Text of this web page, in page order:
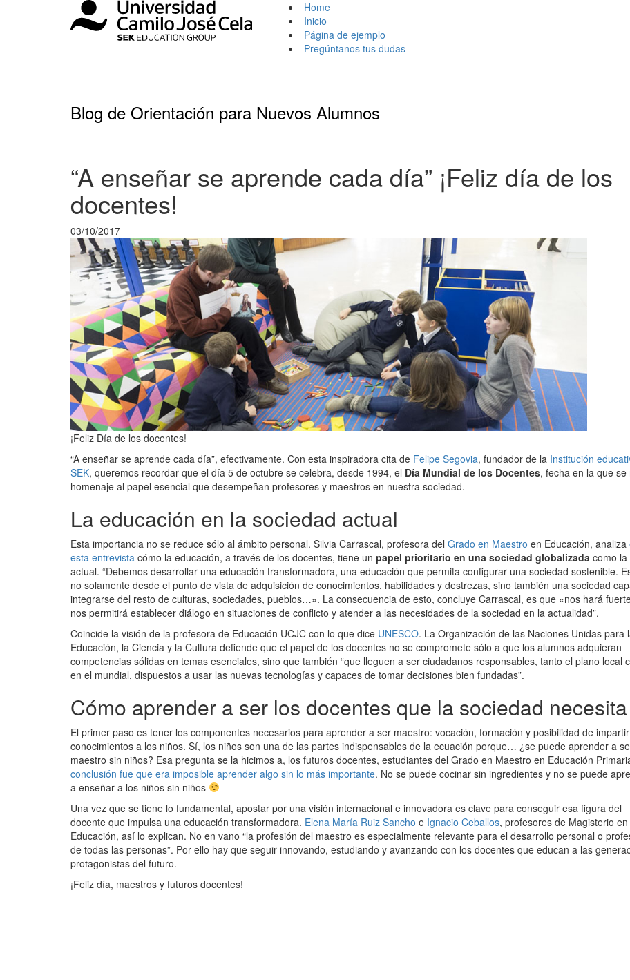
Home
Inicio
Página de ejemplo
Pregúntanos tus dudas
Blog de Orientación para Nuevos Alumnos
“A enseñar se aprende cada día” ¡Feliz día de los
docentes!
03/10/2017
¡Feliz Día de los docentes!
“A enseñar se aprende cada día”, efectivamente. Con esta inspiradora cita de Felipe Segovia, fundador de la Institución
SEK, queremos recordar que el día 5 de octubre se celebra, desde 1994, el Día Mundial de los Docentes, fecha en la que se
homenaje al papel esencial que desempeñan profesores y maestros en nuestra sociedad.
La educación en la sociedad actual
Esta importancia no se reduce sólo al ámbito personal. Silvia Carrascal, profesora del Grado en Maestro en Educación, analiza
esta entrevista cómo la educación, a través de los docentes, tiene un papel prioritario en una sociedad globalizada como la
actual. “Debemos desarrollar una educación transformadora, una educación que permita configurar una sociedad sostenible.
no solamente desde el punto de vista de adquisición de conocimientos, habilidades y destrezas, sino también una sociedad
integrarse del resto de culturas, sociedades, pueblos…». La consecuencia de esto, concluye Carrascal, es que «nos hará
nos permitirá establecer diálogo en situaciones de conflicto y atender a las necesidades de la sociedad en la actualidad”.
Coincide la visión de la profesora de Educación UCJC con lo que dice UNESCO. La Organización de las Naciones Unidas para
Educación, la Ciencia y la Cultura defiende que el papel de los docentes no se compromete sólo a que los alumnos adquieran
competencias sólidas en temas esenciales, sino que también “que lleguen a ser ciudadanos responsables, tanto el plano local
en el mundial, dispuestos a usar las nuevas tecnologías y capaces de tomar decisiones bien fundadas”.
Cómo aprender a ser los docentes que la sociedad necesita
El primer paso es tener los componentes necesarios para aprender a ser maestro: vocación, formación y posibilidad de impartir
conocimientos a los niños. Sí, los niños son una de las partes indispensables de la ecuación porque… ¿se puede aprender a
maestro sin niños? Esa pregunta se la hicimos a, los futuros docentes, estudiantes del Grado en Maestro en Educación
conclusión fue que era imposible aprender algo sin lo más importante. No se puede cocinar sin ingredientes y no se puede
a enseñar a los niños sin niños
Una vez que se tiene lo fundamental, apostar por una visión internacional e innovadora es clave para conseguir esa figura del
docente que impulsa una educación transformadora. Elena María Ruiz Sancho e Ignacio Ceballos, profesores de Magisterio en
Educación, así lo explican. No en vano “la profesión del maestro es especialmente relevante para el desarrollo personal o
de todas las personas”. Por ello hay que seguir innovando, estudiando y avanzando con los docentes que educan a las
protagonistas del futuro.
¡Feliz día, maestros y futuros docentes!